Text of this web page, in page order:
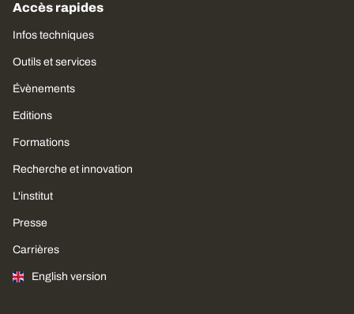
Accès rapides
Infos techniques
Outils et services
Évènements
Editions
Formations
Recherche et innovation
L'institut
Presse
Carrières
English version